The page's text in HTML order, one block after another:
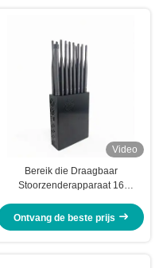
Video
Bereik die Draagbaar
Stoorzenderapparaat 16
Antennes de Draagbare Signaal
Ontvang de beste prijs